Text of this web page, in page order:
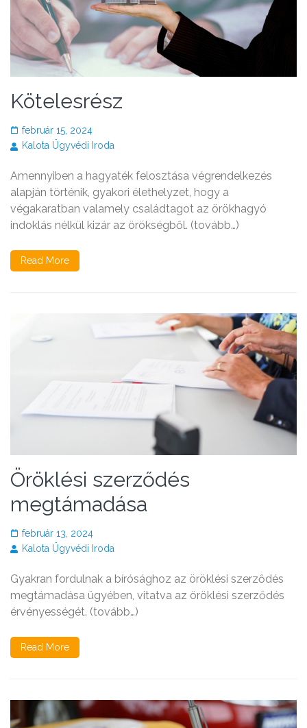
Kötelesrész
február 15, 2024
Kalota Ügyvédi Iroda
Amennyiben a hagyaték felosztása végrendelkezés
alapján történik, gyakori élethelyzet, hogy a
végakaratban valamely családtagot az örökhagyó
indoklás nélkül kizár az örökségből. (tovább…)
Read More
Öröklési szerződés
megtámadása
február 13, 2024
Kalota Ügyvédi Iroda
Gyakran fordulnak a bírósághoz az öröklési szerződés
megtámadása ügyében, vitatva az öröklési szerződés
érvényességét. (tovább…)
Read More